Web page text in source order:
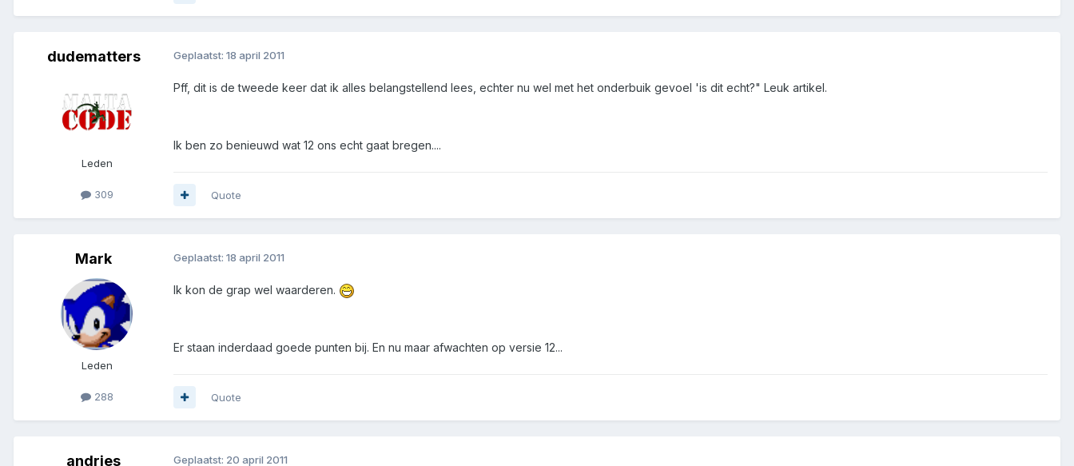
dudematters
Leden
309
Geplaatst: 18 april 2011
Pff, dit is de tweede keer dat ik alles belangstellend lees, echter nu wel met het onderbuik gevoel 'is dit echt?" Leuk artikel.
Ik ben zo benieuwd wat 12 ons echt gaat bregen....
Quote
Mark
Leden
288
Geplaatst: 18 april 2011
Ik kon de grap wel waarderen.
Er staan inderdaad goede punten bij. En nu maar afwachten op versie 12...
Quote
andries Geplaatst: 20 april 2011